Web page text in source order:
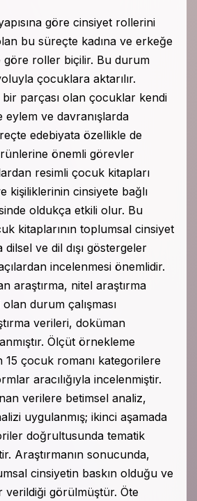
göre cinsiyet rollerini
bu süreçte kadına ve erkeğe
göre roller biçilir. Bu durum
çocuklara aktarılır.
parçası olan çocuklar kendi
ve davranışlarda
edebiyata özellikle de
önemli görevler
resimli çocuk kitapları
kişiliklerinin cinsiyete bağlı
oldukça etkili olur. Bu
kitaplarının toplumsal cinsiyet
dilsel ve dil dışı göstergeler
incelenmesi önemlidir.
araştırma, nitel araştırma
durum çalışması
verileri, doküman
Ölçüt örnekleme
15 çocuk romanı kategorilere
aracılığıyla incelenmiştir.
verilere betimsel analiz,
uygulanmış; ikinci aşamada
doğrultusunda tematik
Araştırmanın sonucunda,
cinsiyetin baskın olduğu ve
verildiği görülmüştür. Öte